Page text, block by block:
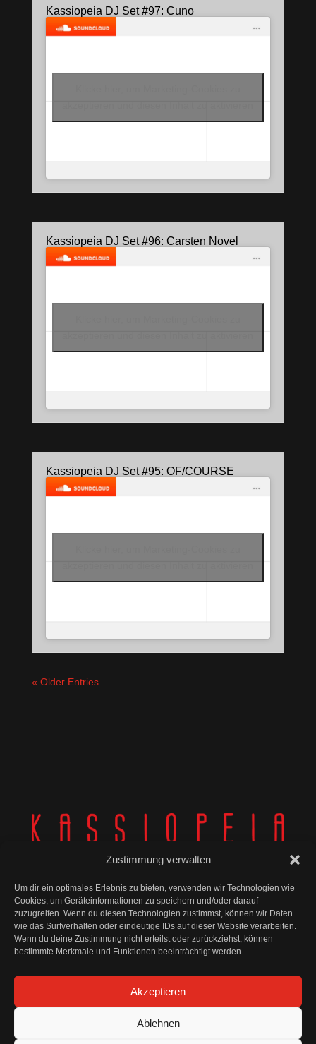
Zustimmung verwalten
Um dir ein optimales Erlebnis zu bieten, verwenden wir Technologien wie
Cookies, um Geräteinformationen zu speichern und/oder darauf
zuzugreifen. Wenn du diesen Technologien zustimmst, können wir Daten
wie das Surfverhalten oder eindeutige IDs auf dieser Website verarbeiten.
Wenn du deine Zustimmung nicht erteilst oder zurückziehst, können
bestimmte Merkmale und Funktionen beeinträchtigt werden.
Akzeptieren
Ablehnen
Kassiopeia DJ Set #97: Cuno
Kassiopeia DJ Set #96: Carsten Novel
Kassiopeia DJ Set #95: OF/COURSE
« Older Entries
© Kassiopeia 2025